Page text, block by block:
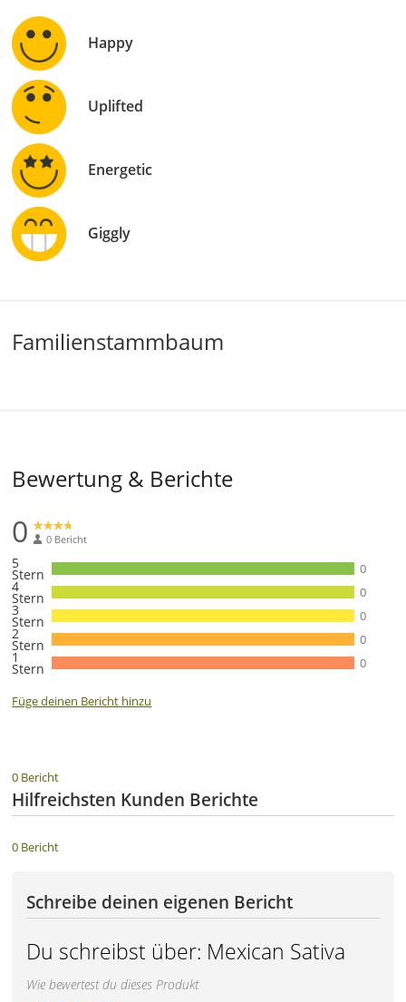
Happy
Uplifted
Energetic
Giggly
Familienstammbaum
Bewertung & Berichte
0 0 Bericht
5
Stern 0
4
Stern 0
3
Stern 0
2
Stern 0
1
Stern 0
Füge deinen Bericht hinzu
0 Bericht
Hilfreichsten Kunden Berichte
0 Bericht
Schreibe deinen eigenen Bericht
Du schreibst über: Mexican Sativa
Wie bewertest du dieses Produkt